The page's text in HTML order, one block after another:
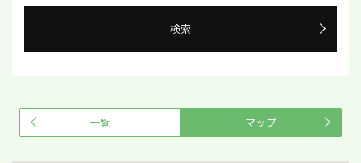
検索
一覧 マップ